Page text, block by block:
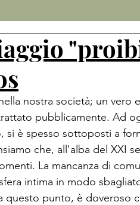
nostra società; un vero
pubblicamente. Ad
si è spesso sottoposti a
che, all'alba del XXI
La mancanza di
intima in modo
questo punto, è doveroso